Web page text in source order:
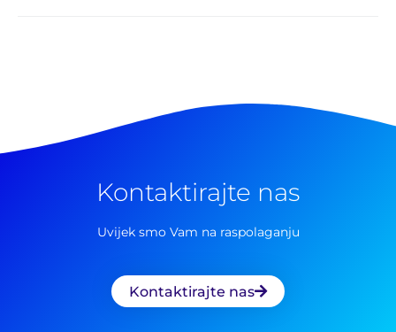
Kontaktirajte nas
Uvijek smo Vam na raspolaganju
Kontaktirajte nas